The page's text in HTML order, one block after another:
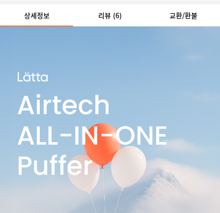
상세정보 리뷰 (6) 교환/환불